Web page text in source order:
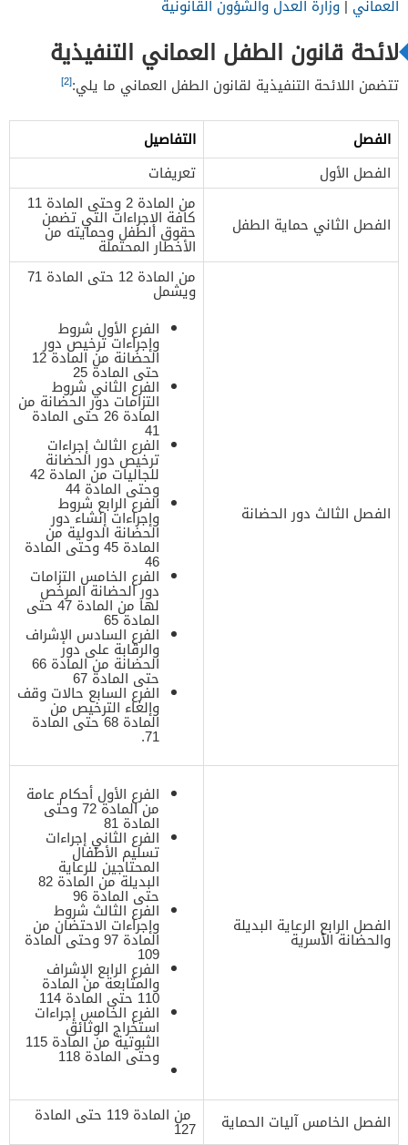
العماني | وزارة العدل والشؤون القانونية
لائحة قانون الطفل العماني التنفيذية
تتضمن اللائحة التنفيذية لقانون الطفل العماني ما يلي:[2]
الفصل
التفاصيل
الفصل الأول
تعريفات
الفصل الثاني حماية الطفل
من المادة 2 وحتى المادة 11
كافة الإجراءات التي تضمن
حقوق الطفل وحمايته من
الأخطار المحتملة
الفصل الثالث دور الحضانة
من المادة 12 حتى المادة 71
ويشمل
الفرع الأول شروط
وإجراءات ترخيص دور
الحضانة من المادة 12
حتى المادة 25
الفرع الثاني شروط
التزامات دور الحضانة من
المادة 26 حتى المادة
41
الفرع الثالث إجراءات
ترخيص دور الحضانة
للجاليات من المادة 42
وحتى المادة 44
الفرع الرابع شروط
وإجراءات إنشاء دور
الحضانة الدولية من
المادة 45 وحتى المادة
46
الفرع الخامس التزامات
دور الحضانة المرخص
لها من المادة 47 حتى
المادة 65
الفرع السادس الإشراف
والرقابة على دور
الحضانة من المادة 66
حتى المادة 67
الفرع السابع حالات وقف
وإلغاء الترخيص من
المادة 68 حتى المادة
71.
الفصل الرابع الرعاية البديلة
والحضانة الأسرية
الفرع الأول أحكام عامة
من المادة 72 وحتى
المادة 81
الفرع الثاني إجراءات
تسليم الأطفال
المحتاجين للرعاية
البديلة من المادة 82
حتى المادة 96
الفرع الثالث شروط
وإجراءات الاحتضان من
المادة 97 وحتى المادة
109
الفرع الرابع الإشراف
والمتابعة من المادة
110 حتى المادة 114
الفرع الخامس إجراءات
استخراج الوثائق
الثبوتية من المادة 115
وحتى المادة 118
الفصل الخامس آليات الحماية من المادة 119 حتى المادة
127